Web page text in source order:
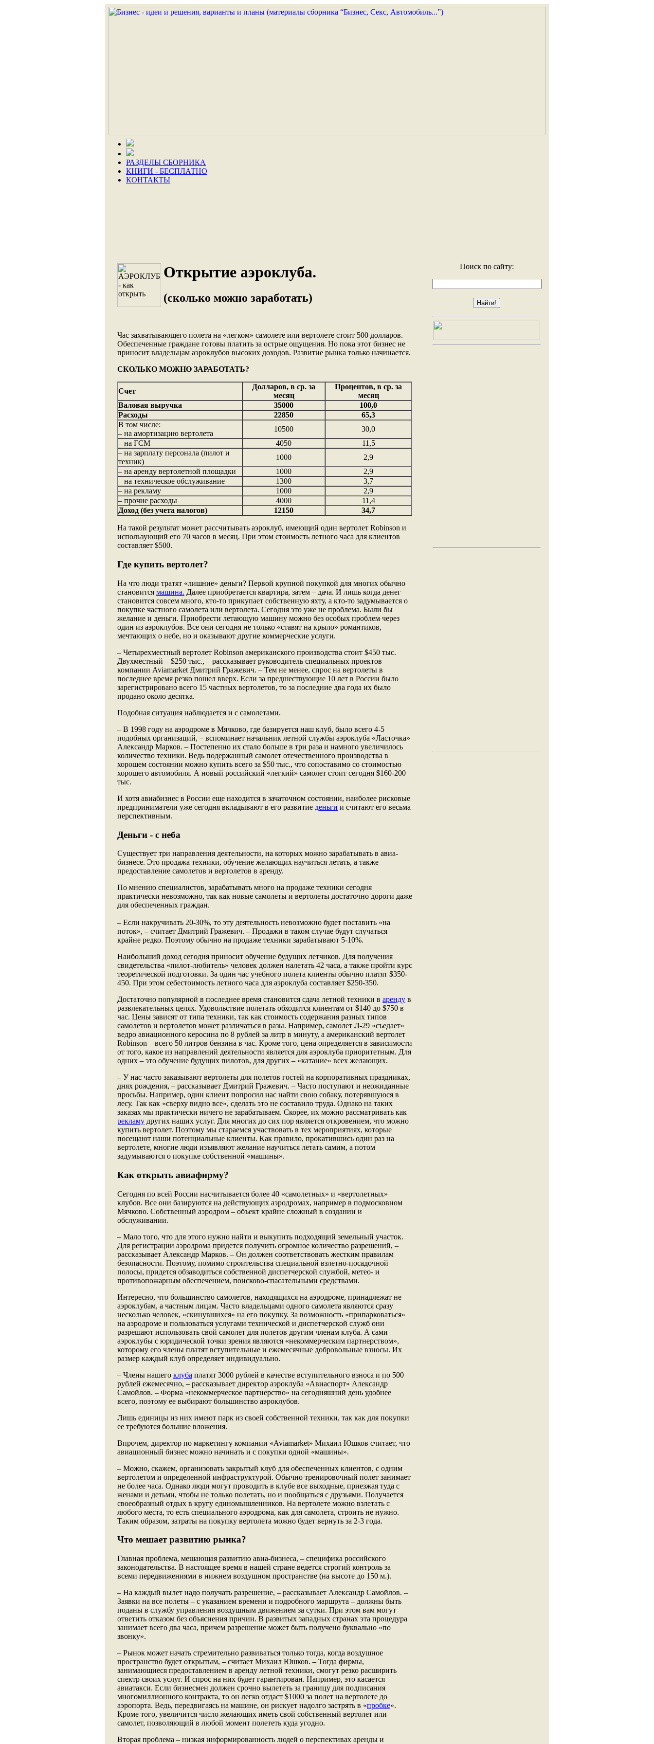
РАЗДЕЛЫ СБОРНИКА
КНИГИ - БЕСПЛАТНО
КОНТАКТЫ
Открытие аэроклуба.
(сколько можно заработать)
Час захватывающего полета на «легком» самолете или вертолете стоит 500 долларов.
Обеспеченные граждане готовы платить за острые ощущения. Но пока этот бизнес не
приносит владельцам аэроклубов высоких доходов. Развитие рынка только начинается.
СКОЛЬКО МОЖНО ЗАРАБОТАТЬ?
Счет
Долларов, в ср. за
месяц
Процентов, в ср. за
месяц
Валовая выручка
35000
100,0
Расходы
22850
65,3
В том числе:
– на амортизацию вертолета
10500
30,0
– на ГСМ
4050
11,5
– на зарплату персонала (пилот и
техник)
1000
2,9
– на аренду вертолетной площадки
1000
2,9
– на техническое обслуживание
1300
3,7
– на рекламу
1000
2,9
– прочие расходы
4000
11,4
Доход (без учета налогов)
12150 34,7
На такой результат может рассчитывать аэроклуб, имеющий один вертолет Robinson и
использующий его 70 часов в месяц. При этом стоимость летного часа для клиентов
составляет $500.
Где купить вертолет?
На что люди тратят «лишние» деньги? Первой крупной покупкой для многих обычно
становится машина. Далее приобретается квартира, затем – дача. И лишь когда денег
становится совсем много, кто-то прикупает собственную яхту, а кто-то задумывается о
покупке частного самолета или вертолета. Сегодня это уже не проблема. Были бы
желание и деньги. Приобрести летающую машину можно без особых проблем через
один из аэроклубов. Все они сегодня не только «ставят на крыло» романтиков,
мечтающих о небе, но и оказывают другие коммерческие услуги.
– Четырехместный вертолет Robinson американского производства стоит $450 тыс.
Двухместный – $250 тыс., – рассказывает руководитель специальных проектов
компании Aviamarket Дмитрий Гражевич. – Тем не менее, спрос на вертолеты в
последнее время резко пошел вверх. Если за предшествующие 10 лет в России было
зарегистрировано всего 15 частных вертолетов, то за последние два года их было
продано около десятка.
Подобная ситуация наблюдается и с самолетами.
– В 1998 году на аэродроме в Мячково, где базируется наш клуб, было всего 4-5
подобных организаций, – вспоминает начальник летной службы аэроклуба «Ласточка»
Александр Марков. – Постепенно их стало больше в три раза и намного увеличилось
количество техники. Ведь подержанный самолет отечественного производства в
хорошем состоянии можно купить всего за $50 тыс., что сопоставимо со стоимостью
хорошего автомобиля. А новый российский «легкий» самолет стоит сегодня $160-200
тыс.
И хотя авиабизнес в России еще находится в зачаточном состоянии, наиболее рисковые
предприниматели уже сегодня вкладывают в его развитие деньги и считают его весьма
перспективным.
Деньги - с неба
Существует три направления деятельности, на которых можно зарабатывать в авиа-
бизнесе. Это продажа техники, обучение желающих научиться летать, а также
предоставление самолетов и вертолетов в аренду.
По мнению специалистов, зарабатывать много на продаже техники сегодня
практически невозможно, так как новые самолеты и вертолеты достаточно дороги даже
для обеспеченных граждан.
– Если накручивать 20-30%, то эту деятельность невозможно будет поставить «на
поток», – считает Дмитрий Гражевич. – Продажи в таком случае будут случаться
крайне редко. Поэтому обычно на продаже техники зарабатывают 5-10%.
Наибольший доход сегодня приносит обучение будущих летчиков. Для получения
свидетельства «пилот-любитель» человек должен налетать 42 часа, а также пройти курс
теоретической подготовки. За один час учебного полета клиенты обычно платят $350-
450. При этом себестоимость летного часа для аэроклуба составляет $250-350.
Достаточно популярной в последнее время становится сдача летной техники в аренду в
развлекательных целях. Удовольствие полетать обходится клиентам от $140 до $750 в
час. Цены зависят от типа техники, так как стоимость содержания разных типов
самолетов и вертолетов может различаться в разы. Например, самолет Л-29 «съедает»
ведро авиационного керосина по 8 рублей за литр в минуту, а американский вертолет
Robinson – всего 50 литров бензина в час. Кроме того, цена определяется в зависимости
от того, какое из направлений деятельности является для аэроклуба приоритетным. Для
одних – это обучение будущих пилотов, для других – «катание» всех желающих.
– У нас часто заказывают вертолеты для полетов гостей на корпоративных праздниках,
днях рождения, – рассказывает Дмитрий Гражевич. – Часто поступают и неожиданные
просьбы. Например, один клиент попросил нас найти свою собаку, потерявшуюся в
лесу. Так как «сверху видно все», сделать это не составило труда. Однако на таких
заказах мы практически ничего не зарабатываем. Скорее, их можно рассматривать как
рекламу других наших услуг. Для многих до сих пор является откровением, что можно
купить вертолет. Поэтому мы стараемся участвовать в тех мероприятиях, которые
посещают наши потенциальные клиенты. Как правило, прокатившись один раз на
вертолете, многие люди изъявляют желание научиться летать самим, а потом
задумываются о покупке собственной «машины».
Как открыть авиафирму?
Сегодня по всей России насчитывается более 40 «самолетных» и «вертолетных»
клубов. Все они базируются на действующих аэродромах, например в подмосковном
Мячково. Собственный аэродром – объект крайне сложный в создании и
обслуживании.
– Мало того, что для этого нужно найти и выкупить подходящий земельный участок.
Для регистрации аэродрома придется получить огромное количество разрешений, –
рассказывает Александр Марков. – Он должен соответствовать жестким правилам
безопасности. Поэтому, помимо строительства специальной взлетно-посадочной
полосы, придется обзаводиться собственной диспетчерской службой, метео- и
противопожарным обеспечением, поисково-спасательными средствами.
Интересно, что большинство самолетов, находящихся на аэродроме, принадлежат не
аэроклубам, а частным лицам. Часто владельцами одного самолета являются сразу
несколько человек, «скинувшихся» на его покупку. За возможность «припарковаться»
на аэродроме и пользоваться услугами технической и диспетчерской служб они
разрешают использовать свой самолет для полетов другим членам клуба. А сами
аэроклубы с юридической точки зрения являются «некоммерческим партнерством»,
которому его члены платят вступительные и ежемесячные добровольные взносы. Их
размер каждый клуб определяет индивидуально.
– Члены нашего клуба платят 3000 рублей в качестве вступительного взноса и по 500
рублей ежемесячно, – рассказывает директор аэроклуба «Авиаспорт» Александр
Самойлов. – Форма «некоммерческое партнерство» на сегодняшний день удобнее
всего, поэтому ее выбирают большинство аэроклубов.
Лишь единицы из них имеют парк из своей собственной техники, так как для покупки
ее требуются большие вложения.
Впрочем, директор по маркетингу компании «Aviamarket» Михаил Юшков считает, что
авиационный бизнес можно начинать и с покупки одной «машины».
– Можно, скажем, организовать закрытый клуб для обеспеченных клиентов, с одним
вертолетом и определенной инфраструктурой. Обычно тренировочный полет занимает
не более часа. Однако люди могут проводить в клубе все выходные, приезжая туда с
женами и детьми, чтобы не только полетать, но и пообщаться с друзьями. Получается
своеобразный отдых в кругу единомышленников. На вертолете можно взлетать с
любого места, то есть специального аэродрома, как для самолета, строить не нужно.
Таким образом, затраты на покупку вертолета можно будет вернуть за 2-3 года.
Что мешает развитию рынка?
Главная проблема, мешающая развитию авиа-бизнеса, – специфика российского
законодательства. В настоящее время в нашей стране ведется строгий контроль за
всеми передвижениями в нижнем воздушном пространстве (на высоте до 150 м.).
– На каждый вылет надо получать разрешение, – рассказывает Александр Самойлов. –
Заявки на все полеты – с указанием времени и подробного маршрута – должны быть
поданы в службу управления воздушным движением за сутки. При этом вам могут
ответить отказом без объяснения причин. В развитых западных странах эта процедура
занимает всего два часа, причем разрешение может быть получено буквально «по
звонку».
– Рынок может начать стремительно развиваться только тогда, когда воздушное
пространство будет открытым, – считает Михаил Юшков. – Тогда фирмы,
занимающиеся предоставлением в аренду летной техники, смогут резко расширить
спектр своих услуг. И спрос на них будет гарантирован. Например, это касается
авиатакси. Если бизнесмен должен срочно вылететь за границу для подписания
многомиллионного контракта, то он легко отдаст $1000 за полет на вертолете до
аэропорта. Ведь, передвигаясь на машине, он рискует надолго застрять в «пробке».
Кроме того, увеличится число желающих иметь свой собственный вертолет или
самолет, позволяющий в любой момент полететь куда угодно.
Вторая проблема – низкая информированность людей о перспективах аренды и
Поиск по сайту: